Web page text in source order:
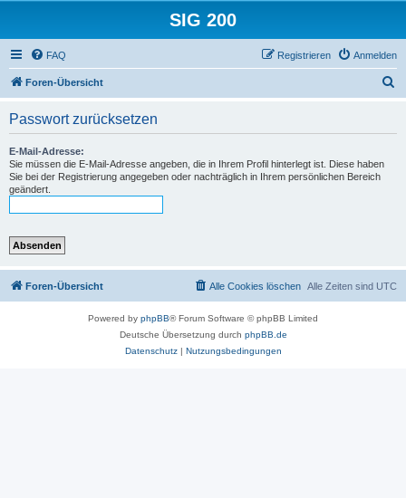
SIG 200
FAQ Anmelden
Registrieren
Foren-Übersicht
Passwort zurücksetzen
E-Mail-Adresse:
Sie müssen die E-Mail-Adresse angeben, die in Ihrem Profil hinterlegt ist. Diese haben
Sie bei der Registrierung angegeben oder nachträglich in Ihrem persönlichen Bereich
geändert.
Foren-Übersicht Alle Zeiten sind UTC
Alle Cookies löschen
Powered by phpBB® Forum Software © phpBB Limited
Deutsche Übersetzung durch phpBB.de
Datenschutz| Nutzungsbedingungen